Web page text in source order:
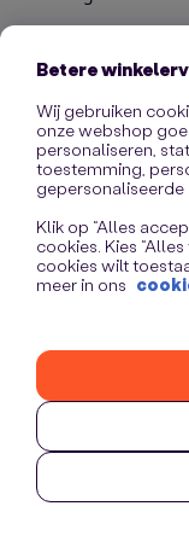
Betere
Wij gebruiken
onze webshop
personaliseren,
toestemming,
Klik op “Alles
cookies. Kies
cookies wilt
meer in ons